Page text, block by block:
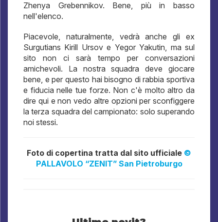
Zhenya Grebennikov. Bene, più in basso
nell'elenco.
Piacevole, naturalmente, vedrà anche gli ex
Surgutians Kirill Ursov e Yegor Yakutin, ma sul
sito non ci sarà tempo per conversazioni
amichevoli. La nostra squadra deve giocare
bene, e per questo hai bisogno di rabbia sportiva
e fiducia nelle tue forze. Non c'è molto altro da
dire qui e non vedo altre opzioni per sconfiggere
la terza squadra del campionato: solo superando
noi stessi.
Foto di copertina tratta dal sito ufficiale ©
PALLAVOLO “ZENIT” San Pietroburgo